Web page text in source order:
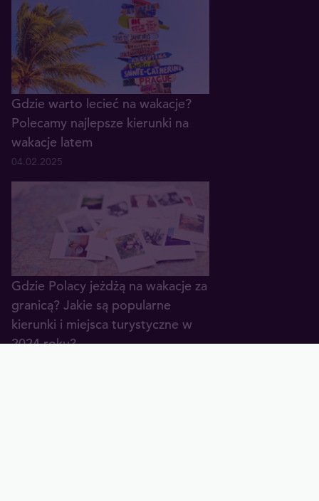
Gdzie warto lecieć na wakacje?
Polecamy najlepsze kierunki na
wakacje latem
04.02.2025
Gdzie Polacy jeżdżą na wakacje za
granicą? Jakie są popularne
kierunki i miejsca turystyczne w
2024 roku?